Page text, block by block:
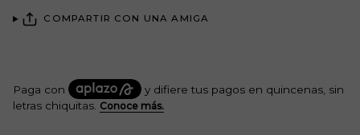
COMPARTIR CON UNA AMIGA